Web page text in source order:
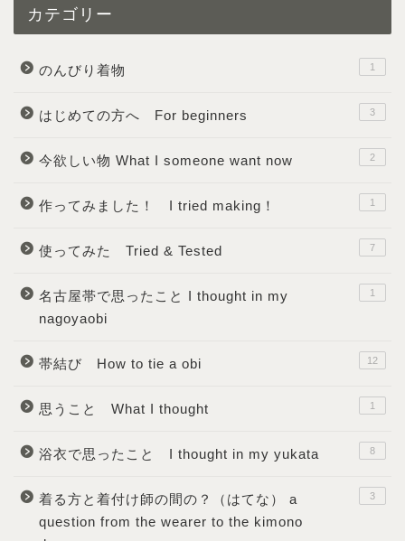
カテゴリー
のんびり着物 1
はじめての方へ For beginners 3
今欲しい物 What I someone want now 2
作ってみました！ I tried making！ 1
使ってみた Tried & Tested 7
名古屋帯で思ったこと I thought in my
nagoyaobi
1
帯結び How to tie a obi 12
思うこと What I thought 1
浴衣で思ったこと I thought in my yukata 8
着る方と着付け師の間の？（はてな） a
question from the wearer to the kimono
3